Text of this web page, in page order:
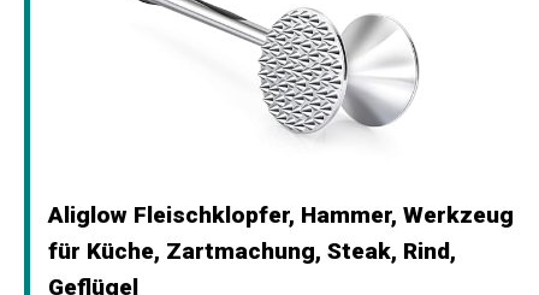
Aliglow Fleischklopfer, Hammer, Werkzeug
für Küche, Zartmachung, Steak, Rind,
Geflügel